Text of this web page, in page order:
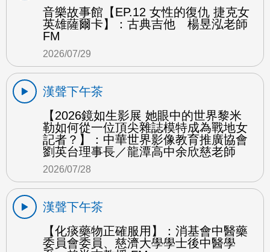
音樂故事館【EP.12 女性的復仇 捷克女
英雄薩爾卡】：古典吉他 楊昱泓老師
FM
2026/07/29
漢聲下午茶
【2026鏡如生影展 她眼中的世界黎米
勒如何從一位頂尖雜誌模特成為戰地女
記者？】：中華世界影像教育推廣協會
劉英台理事長／龍潭高中余欣慈老師
2026/07/28
漢聲下午茶
【化痰藥物正確服用】：消基會中醫藥
委員會委員、慈濟大學學士後中醫學